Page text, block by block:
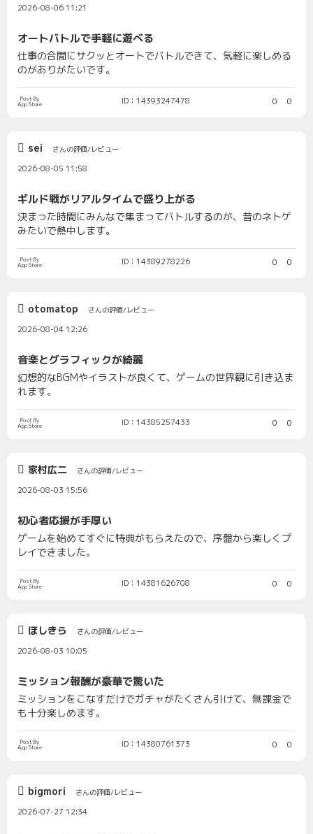
2026-08-06 11:21
オートバトルで手軽に遊べる
仕事の合間にサクッとオートでバトルできて、気軽に楽しめる
のがありがたいです。
Post By
App Store ID：14393247478 0 0
sei さんの評価/レビュー
2026-08-05 11:58
ギルド戦がリアルタイムで盛り上がる
決まった時間にみんなで集まってバトルするのが、昔のネトゲ
みたいで熱中します。
Post By
App Store ID：14389278226 0 0
otomatop さんの評価/レビュー
2026-08-04 12:26
音楽とグラフィックが綺麗
幻想的なBGMやイラストが良くて、ゲームの世界観に引き込ま
れます。
Post By
App Store ID：14385257433 0 0
家村広二 さんの評価/レビュー
2026-08-03 15:56
初心者応援が手厚い
ゲームを始めてすぐに特典がもらえたので、序盤から楽しくプ
レイできました。
Post By
App Store ID：14381626708 0 0
ほしきら さんの評価/レビュー
2026-08-03 10:05
ミッション報酬が豪華で驚いた
ミッションをこなすだけでガチャがたくさん引けて、無課金で
も十分楽しめます。
Post By
App Store ID：14380761373 0 0
bigmori さんの評価/レビュー
2026-07-27 12:34